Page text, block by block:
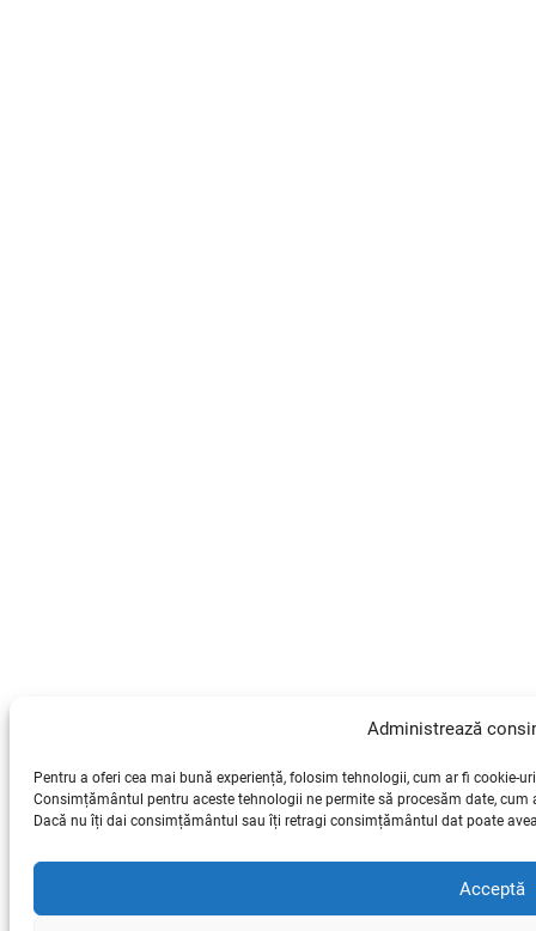
Administrează
Pentru a oferi cea mai bună experiență, folosim tehnologii, cum ar fi cookie-
Consimțământul pentru aceste tehnologii ne permite să procesăm date,
Dacă nu îți dai consimțământul sau îți retragi consimțământul dat poate
Acceptă